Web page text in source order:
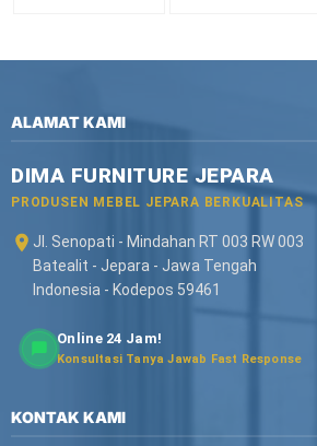
ALAMAT KAMI
DIMA FURNITURE JEPARA
PRODUSEN MEBEL JEPARA BERKUALITAS
Jl. Senopati - Mindahan RT 003 RW 003
Batealit - Jepara - Jawa Tengah
Indonesia - Kodepos 59461
Online 24 Jam!
Konsultasi Tanya Jawab Fast Response
KONTAK KAMI